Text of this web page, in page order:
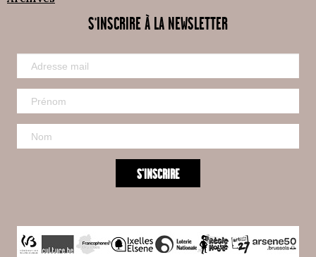
S'INSCRIRE À LA NEWSLETTER